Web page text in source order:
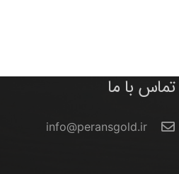
تماس با ما
info@peransgold.ir